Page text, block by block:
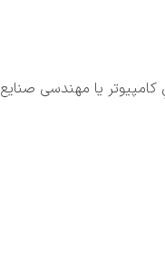
یا مهندسی صنایع